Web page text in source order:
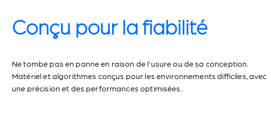
Conçu pour la fiabilité
Ne tombe pas en panne en raison de l'usure ou de sa conception.
Matériel et algorithmes conçus pour les environnements difficiles, avec
une précision et des performances optimisées.